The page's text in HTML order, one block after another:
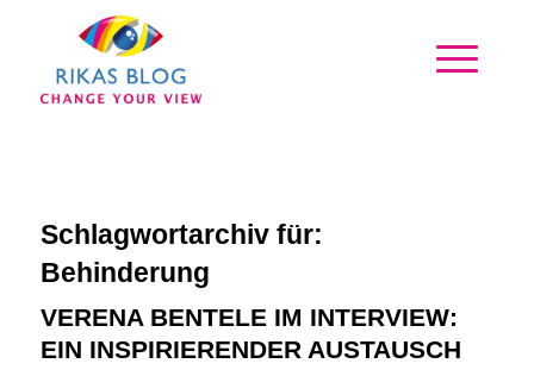
Schlagwortarchiv für:
Behinderung
VERENA BENTELE IM INTERVIEW:
EIN INSPIRIERENDER AUSTAUSCH